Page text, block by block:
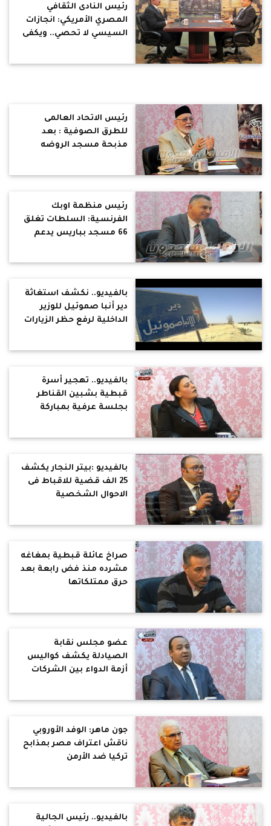
رئيس النادى الثقافي
المصري الأمريكي: انجازات
السيسي لا تحصي.. ويكفى
رئيس الاتحاد العالمى
للطرق الصوفية : بعد
مذبحة مسجد الروضه
رئيس منظمة اوبك
الفرنسية: السلطات تغلق
66 مسجد بباريس يدعم
بالفيديو.. نكشف استغاثة
دير أنبا صموئيل للوزير
الداخلية لرفع حظر الزيارات
بالفيديو.. تهجير أسرة
قبطية بشبين القناطر
بجلسة عرفية بمباركة
بالفيديو :بيتر النجار يكشف
25 الف قضية للاقباط فى
الاحوال الشخصية
صراخ عائلة قبطية بمغاغه
مشرده منذ فض رابعة بعد
حرق ممتلكاتها
عضو مجلس نقابة
الصيادلة يكشف كواليس
أزمة الدواء بين الشركات
جون ماهر: الوفد الأوروبي
ناقش اعتراف مصر بمذابح
تركيا ضد الأرمن
بالفيديو.. رئيس الجالية